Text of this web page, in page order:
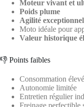
Moteur vivant et
Poids plume
Agilité
Moto idéale pour
Valeur historique
👎 Points faibles
Consommation
Autonomie limitée
Entretien régulier
Freinage perfectible